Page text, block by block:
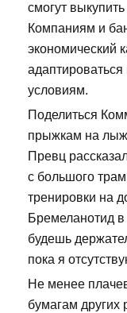
смогут
Компаниям и
экономический
условиям.
Поделиться
прыжкам на
Превц
с большого
тренировки на
Бремеланотид
будешь
пока я
Не менее
бумагам других